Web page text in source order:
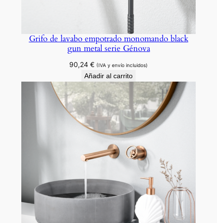
Grifo de lavabo empotrado monomando black
gun metal serie Génova
90,24 € (IVA y envío incluidos)
Añadir al carrito